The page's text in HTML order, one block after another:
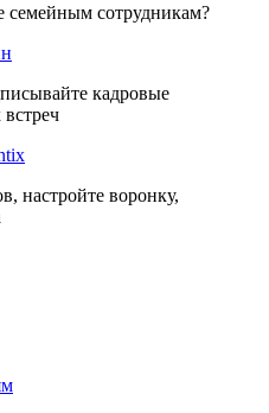
семейным сотрудникам?
кадровые
настройте воронку,